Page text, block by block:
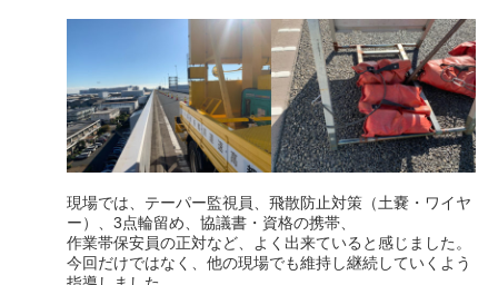
現場では、テーパー監視員、飛散防止対策（土嚢・ワイヤ
ー）、3点輪留め、協議書・資格の携帯、
作業帯保安員の正対など、よく出来ていると感じました。
今回だけではなく、他の現場でも維持し継続していくよう